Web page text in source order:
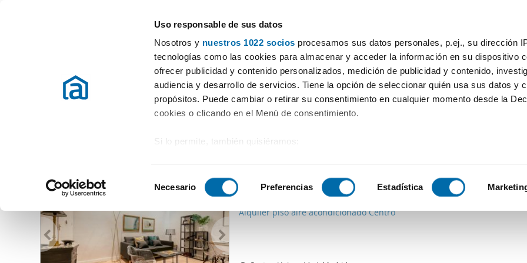
Uso responsable de sus datos
Nosotros y nuestros 1022 socios procesamos sus datos personales, p.ej., su dirección
tecnologías como las cookies para almacenar y acceder la información en su dispositivo
ofrecer publicidad y contenido personalizados, medición de publicidad y contenido,
audiencia y desarrollo de servicios. Tiene la opción de seleccionar quién usa sus datos y
propósitos. Puede cambiar o retirar su consentimiento en cualquier momento desde la
cookies o clicando en el Menú de consentimiento.
Si lo permite, también quisiéramos:
Identificar su dispositivo analizándolo activamente para buscar características
Obtenga más información sobre cómo se procesan sus datos personales y establezca
preferencias en la
en la Declaración de cookies.
e
e
c
c
Necesario Preferencias Estadística
Chambres Plus de filtres - 1
Location appartements Madrid Province Location Appartements Pedrezuela
Location Appartements Pedrezuela (0 logements)
2
Alquiler piso aire acondicionado Centro